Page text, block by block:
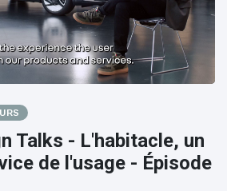
Talks - L'habitacle, un
de l'usage - Épisode